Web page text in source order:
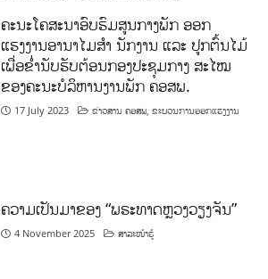
ຄະນະໂຄສະນາອົບຮົມສູນກາງພັກ ອອກ
ແຮງງານອານາໄມສໍາ ນັກງານ ແລະ ປູກຕົ້ນໄມ້
ເພື່ອຂໍ່ານັບຮັບຕ້ອນກອງປະຊຸມກາງ ສະໄໝ
ຂອງຄະນະບໍລິຫານງານພັກ ຄອສພ.
17 July 2023 ຂ່າວສານ ຄອສພ,ຂະບວນການອອກແຮງງານ
ຄວາມເປັນມາຂອງ “ພຣະທາດຫຼວງວຽງຈັນ”
4 November 2025 ສາລະໜ້າຮູ້